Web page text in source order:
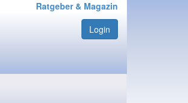
Ratgeber & Magazin
Login